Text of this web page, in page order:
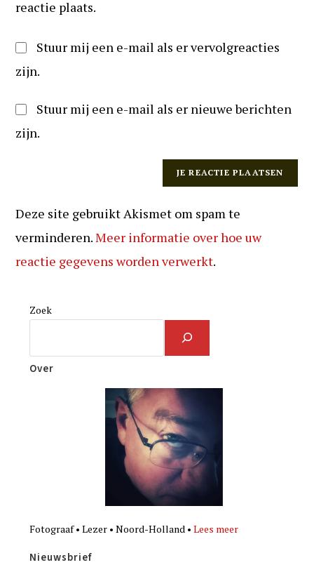
reactie plaats.
Stuur mij een e-mail als er vervolgreacties
zijn.
Stuur mij een e-mail als er nieuwe berichten
zijn.
Deze site gebruikt Akismet om spam te
verminderen.Meer informatie over hoe uw
reactie gegevens worden verwerkt.
Zoek
Over
Fotograaf • Lezer • Noord-Holland •Lees meer
Nieuwsbrief